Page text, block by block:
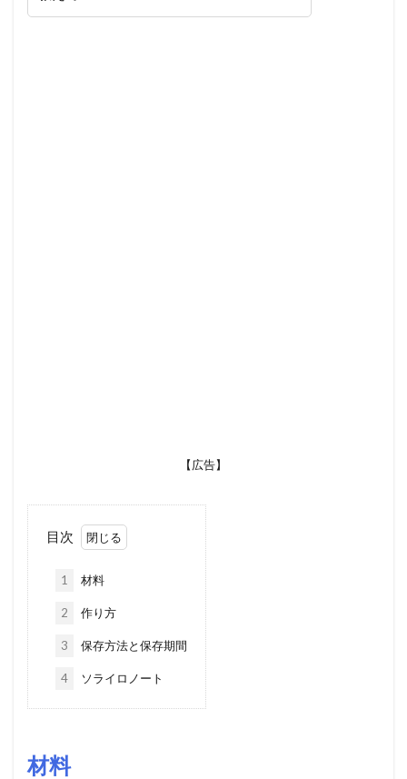
【広告】
目次
1 材料
2 作り方
3 保存方法と保存期間
4 ソライロノート
材料